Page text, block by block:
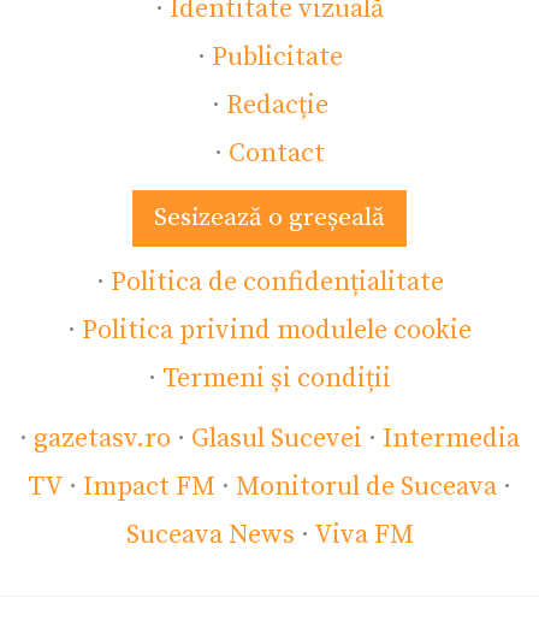
· Identitate vizuală
· Publicitate
· Redacție
· Contact
Sesizează o greșeală
· Politica de confidențialitate
· Politica privind modulele cookie
· Termeni și condiții
· gazetasv.ro · Glasul Sucevei · Intermedia
TV · Impact FM · Monitorul de Suceava ·
Suceava News · Viva FM